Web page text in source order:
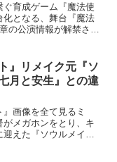
ぐ育成ゲーム『魔法使
化となる、舞台『魔法
の公演情報が解禁され
脚本・作詞に浅井さや
』リメイク元『ソ
月と安生』との違
画像を全て見るミ
がメガホンをとり、キ
迎えた『ソウルメイ